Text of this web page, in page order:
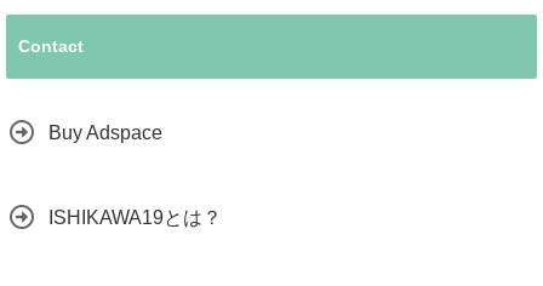
Contact
Buy Adspace
ISHIKAWA19とは？